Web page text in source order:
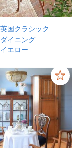
英国クラシック
ダイニング
イエロー